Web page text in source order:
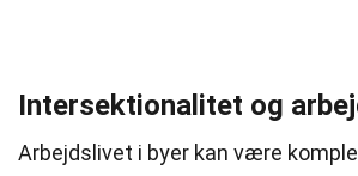
Intersektionalitet og
Arbejdslivet i byer kan være